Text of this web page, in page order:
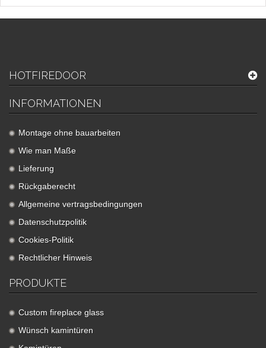
HOTFIREDOOR
INFORMATIONEN
Montage ohne bauarbeiten
Wie man Maße
Lieferung
Rückgaberecht
Allgemeine vertragsbedingungen
Datenschutzpolitik
Cookies-Politik
Rechtlicher Hinweis
PRODUKTE
Custom fireplace glass
Wünsch kamintüren